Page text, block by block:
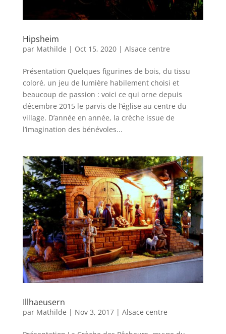
Hipsheim
par Mathilde | Oct 15, 2020| Alsace centre
Présentation Quelques figurines de bois, du tissu
coloré, un jeu de lumière habilement choisi et
beaucoup de passion : voici ce qui orne depuis
décembre 2015 le parvis de l’église au centre du
village. D’année en année, la crèche issue de
l’imagination des bénévoles...
Illhaeusern
par Mathilde | Nov 3, 2017| Alsace centre